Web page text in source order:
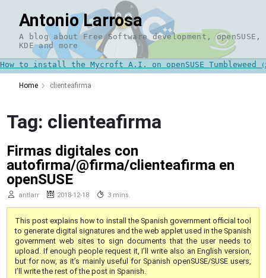
content
Antonio Larrosa
A blog about Free Software development, openSUSE,
KDE and more
How to install the Mycroft A.I. on openSUSE Tumbleweed
Home clienteafirma
Tag: clienteafirma
Firmas digitales con
autofirma/@firma/clienteafirma en
openSUSE
antlarr 2018-12-18 3 mins.
This post explains how to install the Spanish government official tool
to generate digital signatures and the web applet used in the Spanish
government web sites to sign documents that the user needs to
upload. If enough people request it, I’ll write also an English version,
but for now, as it’s mainly useful for Spanish openSUSE/SUSE users,
I’ll write the rest of the post in Spanish.